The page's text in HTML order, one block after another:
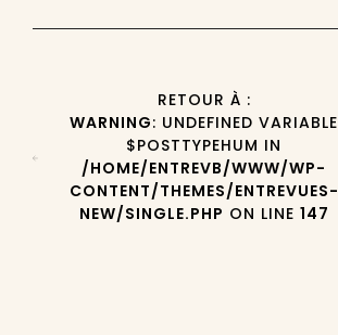
RETOUR À :
WARNING: UNDEFINED VARIABLE
$POSTTYPEHUM IN
/HOME/ENTREVB/WWW/WP-
CONTENT/THEMES/ENTREVUES-
NEW/SINGLE.PHP ON LINE 147